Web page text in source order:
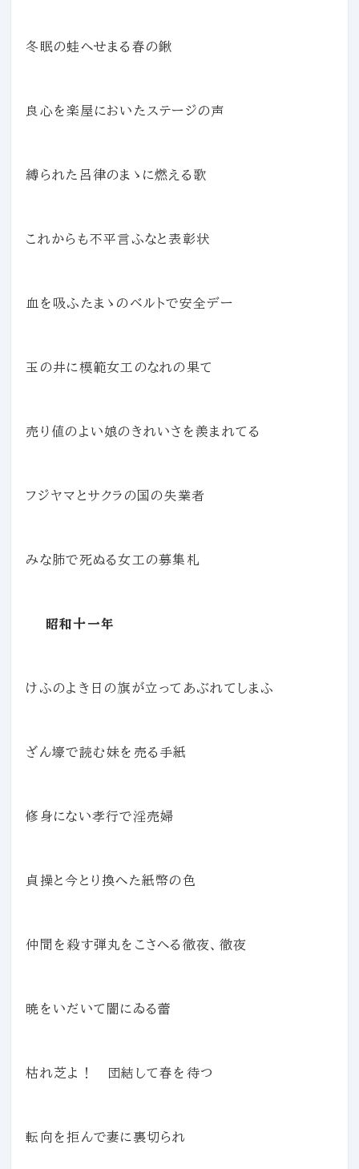
冬眠の蛙へせまる春の鍬
良心を楽屋においたステージの声
縛られた呂律のまゝに燃える歌
これからも不平言ふなと表彰状
血を吸ふたまゝのベルトで安全デー
玉の井に模範女工のなれの果て
売り値のよい娘のきれいさを羨まれてる
フジヤマとサクラの国の失業者
みな肺で死ぬる女工の募集札
昭和十一年
けふのよき日の旗が立ってあぶれてしまふ
ざん壕で読む妹を売る手紙
修身にない孝行で淫売婦
貞操と今とり換へた紙幣の色
仲間を殺す弾丸をこさへる徹夜、徹夜
暁をいだいて闇にゐる蕾
枯れ芝よ！ 団結して春を待つ
転向を拒んで妻に裏切られ